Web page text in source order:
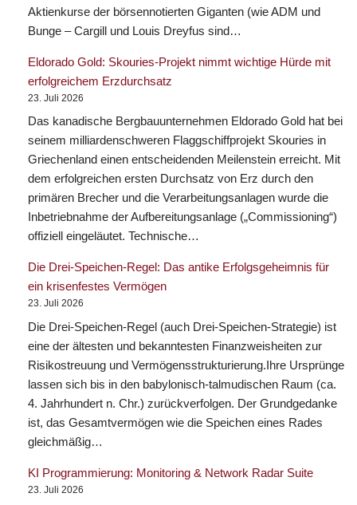
Aktienkurse der börsennotierten Giganten (wie ADM und
Bunge – Cargill und Louis Dreyfus sind…
Eldorado Gold: Skouries-Projekt nimmt wichtige Hürde mit
erfolgreichem Erzdurchsatz
23. Juli 2026
Das kanadische Bergbauunternehmen Eldorado Gold hat bei
seinem milliardenschweren Flaggschiffprojekt Skouries in
Griechenland einen entscheidenden Meilenstein erreicht. Mit
dem erfolgreichen ersten Durchsatz von Erz durch den
primären Brecher und die Verarbeitungsanlagen wurde die
Inbetriebnahme der Aufbereitungsanlage („Commissioning“)
offiziell eingeläutet. Technische…
Die Drei-Speichen-Regel: Das antike Erfolgsgeheimnis für
ein krisenfestes Vermögen
23. Juli 2026
Die Drei-Speichen-Regel (auch Drei-Speichen-Strategie) ist
eine der ältesten und bekanntesten Finanzweisheiten zur
Risikostreuung und Vermögensstrukturierung.Ihre Ursprünge
lassen sich bis in den babylonisch-talmudischen Raum (ca.
4. Jahrhundert n. Chr.) zurückverfolgen. Der Grundgedanke
ist, das Gesamtvermögen wie die Speichen eines Rades
gleichmäßig…
KI Programmierung: Monitoring & Network Radar Suite
23. Juli 2026